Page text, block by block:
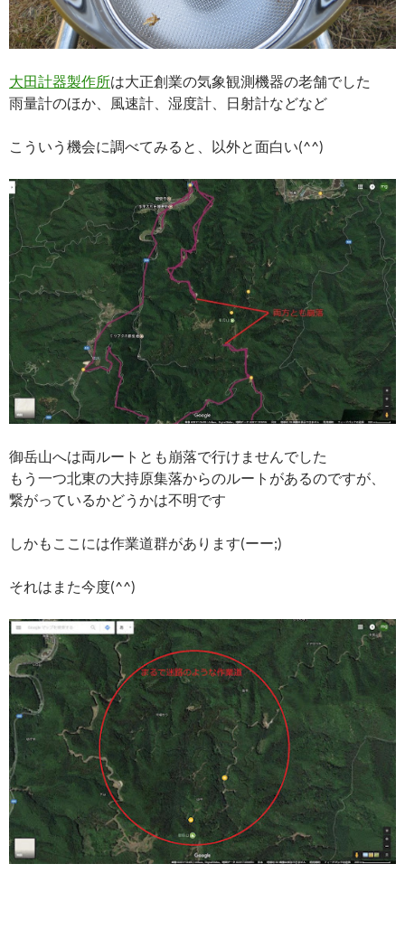
大田計器製作所は大正創業の気象観測機器の老舗でした
雨量計のほか、風速計、湿度計、日射計などなど
こういう機会に調べてみると、以外と面白い(^^)
御岳山へは両ルートとも崩落で行けませんでした
もう一つ北東の大持原集落からのルートがあるのですが、
繋がっているかどうかは不明です
しかもここには作業道群があります(ーー;)
それはまた今度(^^)